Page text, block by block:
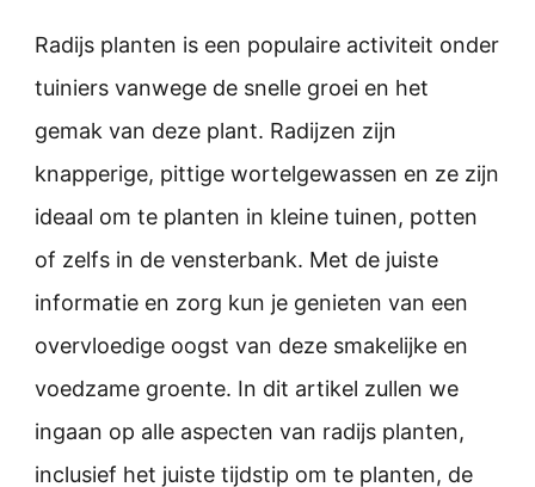
Radijs planten is een populaire activiteit onder
tuiniers vanwege de snelle groei en het
gemak van deze plant. Radijzen zijn
knapperige, pittige wortelgewassen en ze zijn
ideaal om te planten in kleine tuinen, potten
of zelfs in de vensterbank. Met de juiste
informatie en zorg kun je genieten van een
overvloedige oogst van deze smakelijke en
voedzame groente. In dit artikel zullen we
ingaan op alle aspecten van radijs planten,
inclusief het juiste tijdstip om te planten, de